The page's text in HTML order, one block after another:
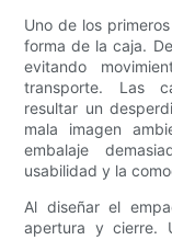
Uno de los
forma de la caja.
evitando
transporte. Las
resultar un
mala imagen
embalaje
usabilidad y la
Al diseñar el
apertura y cierre.